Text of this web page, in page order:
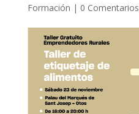
Formación | 0 Comentarios